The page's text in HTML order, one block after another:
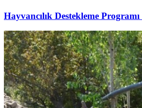
Hayvancılık Destekleme